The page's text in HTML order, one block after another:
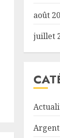
août
juillet